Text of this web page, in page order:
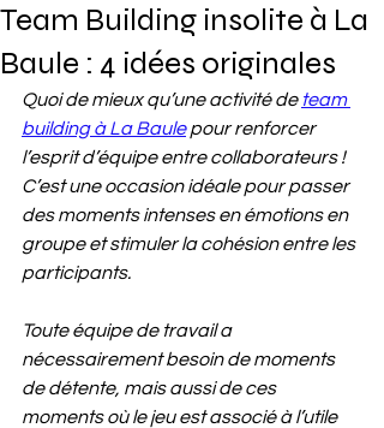
Team Building insolite à La
Baule : 4 idées originales
Quoi de mieux qu’une activité de team
building à La Baule pour renforcer
l’esprit d’équipe entre collaborateurs !
C’est une occasion idéale pour passer
des moments intenses en émotions en
groupe et stimuler la cohésion entre les
participants.
Toute équipe de travail a
nécessairement besoin de moments
de détente, mais aussi de ces
moments où le jeu est associé à l’utile